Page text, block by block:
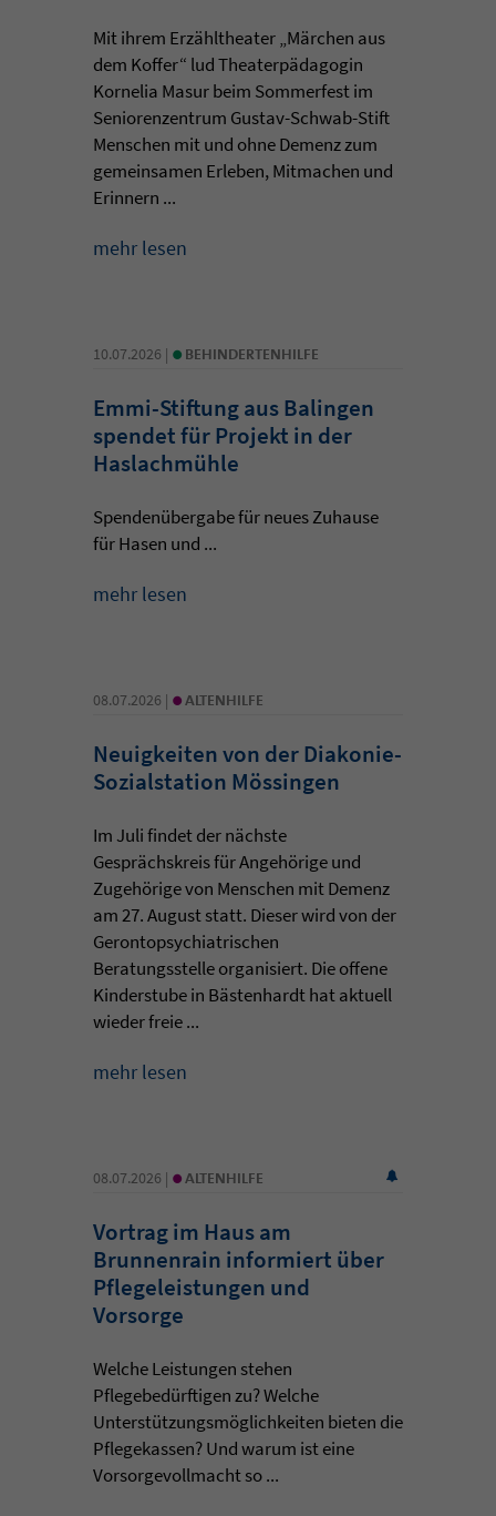
Mit ihrem Erzähltheater „Märchen aus
dem Koffer“ lud Theaterpädagogin
Kornelia Masur beim Sommerfest im
Seniorenzentrum Gustav-Schwab-Stift
Menschen mit und ohne Demenz zum
gemeinsamen Erleben, Mitmachen und
Erinnern ...
mehr lesen
10.07.2026 | • BEHINDERTENHILFE
Emmi-Stiftung aus Balingen
spendet für Projekt in der
Haslachmühle
Spendenübergabe für neues Zuhause
für Hasen und ...
mehr lesen
08.07.2026 | • ALTENHILFE
Neuigkeiten von der Diakonie-
Sozialstation Mössingen
Im Juli findet der nächste
Gesprächskreis für Angehörige und
Zugehörige von Menschen mit Demenz
am 27. August statt. Dieser wird von der
Gerontopsychiatrischen
Beratungsstelle organisiert. Die offene
Kinderstube in Bästenhardt hat aktuell
wieder freie ...
mehr lesen
08.07.2026 | • ALTENHILFE
Vortrag im Haus am
Brunnenrain informiert über
Pflegeleistungen und
Vorsorge
Welche Leistungen stehen
Pflegebedürftigen zu? Welche
Unterstützungsmöglichkeiten bieten die
Pflegekassen? Und warum ist eine
Vorsorgevollmacht so ...